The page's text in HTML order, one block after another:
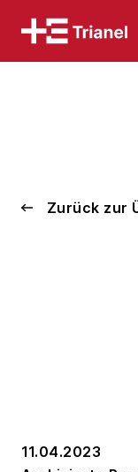
Zurück zur
11.04.2023